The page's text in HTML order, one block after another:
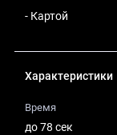
- Картой
Характеристики
Время
до 78 сек